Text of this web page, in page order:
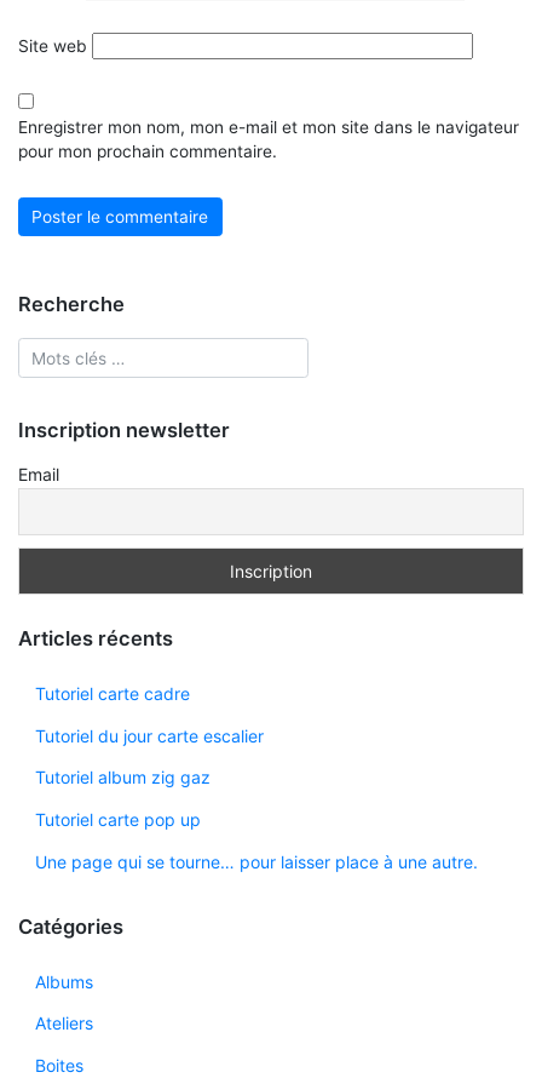
Site web
Enregistrer mon nom, mon e-mail et mon site dans le navigateur
pour mon prochain commentaire.
Recherche
Inscription newsletter
Email
Articles récents
Tutoriel carte cadre
Tutoriel du jour carte escalier
Tutoriel album zig gaz
Tutoriel carte pop up
Une page qui se tourne… pour laisser place à une autre.
Catégories
Albums
Ateliers
Boites